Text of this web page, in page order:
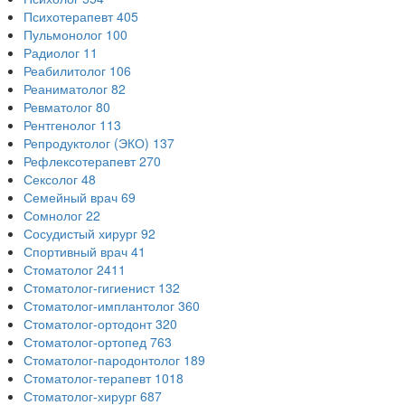
Психотерапевт 405
Пульмонолог 100
Радиолог 11
Реабилитолог 106
Реаниматолог 82
Ревматолог 80
Рентгенолог 113
Репродуктолог (ЭКО) 137
Рефлексотерапевт 270
Сексолог 48
Семейный врач 69
Сомнолог 22
Сосудистый хирург 92
Спортивный врач 41
Стоматолог 2411
Стоматолог-гигиенист 132
Стоматолог-имплантолог 360
Стоматолог-ортодонт 320
Стоматолог-ортопед 763
Стоматолог-пародонтолог 189
Стоматолог-терапевт 1018
Стоматолог-хирург 687